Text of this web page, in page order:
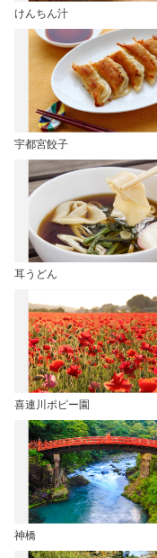
けんちん汁
宇都宮餃子
耳うどん
喜連川ポピー園
神橋